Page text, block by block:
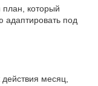
который
адаптировать под
месяц,